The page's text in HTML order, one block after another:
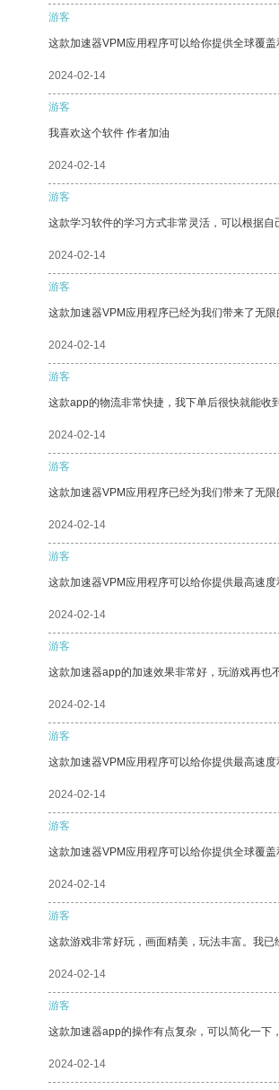
游客
这款加速器VPM应用程序可以给你提供全球覆盖
2024-02-14
游客
我喜欢这个软件 作者加油
2024-02-14
游客
这款学习软件的学习方式非常灵活，可以根据
2024-02-14
游客
这款加速器VPM应用程序已经为我们带来了无限
2024-02-14
游客
这款app的物流非常快捷，我下单后很快就能收
2024-02-14
游客
这款加速器VPM应用程序已经为我们带来了无限
2024-02-14
游客
这款加速器VPM应用程序可以给你提供最高速
2024-02-14
游客
这款加速器app的加速效果非常好，玩游戏再也
2024-02-14
游客
这款加速器VPM应用程序可以给你提供最高速
2024-02-14
游客
这款加速器VPM应用程序可以给你提供全球覆盖
2024-02-14
游客
这款游戏非常好玩，画面精美，玩法丰富。我已
2024-02-14
游客
这款加速器app的操作有点复杂，可以简化一下
2024-02-14